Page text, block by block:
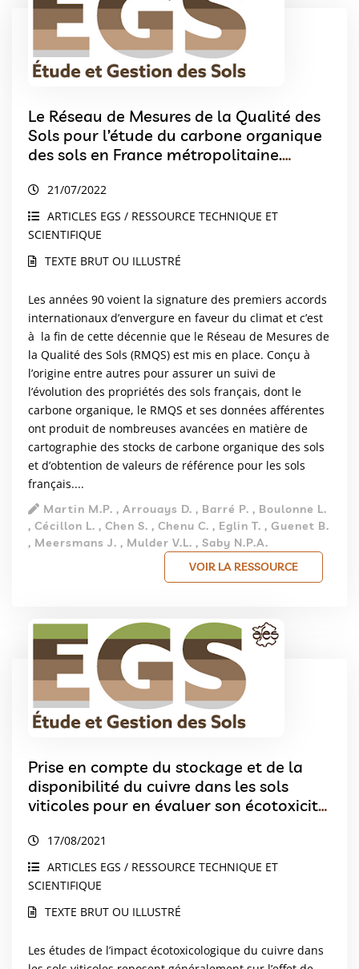
Le Réseau de Mesures de la Qualité des
Sols pour l’étude du carbone organique
des sols en France métropolitaine.
Le RMQS pour l’étude du carbone
organique des sols
21/07/2022
ARTICLES EGS / RESSOURCE TECHNIQUE ET
SCIENTIFIQUE
TEXTE BRUT OU ILLUSTRÉ
Les années 90 voient la signature des premiers accords
internationaux d’envergure en faveur du climat et c’est
à la fin de cette décennie que le Réseau de Mesures de
la Qualité des Sols (RMQS) est mis en place. Conçu à
l’origine entre autres pour assurer un suivi de
l’évolution des propriétés des sols français, dont le
carbone organique, le RMQS et ses données afférentes
ont produit de nombreuses avancées en matière de
cartographie des stocks de carbone organique des sols
et d’obtention de valeurs de référence pour les sols
français....
Martin M.P. , Arrouays D. , Barré P. , Boulonne L.
, Cécillon L. , Chen S. , Chenu C. , Eglin T. , Guenet B.
, Meersmans J. , Mulder V.L. , Saby N.P.A.
VOIR LA RESSOURCE
Prise en compte du stockage et de la
disponibilité du cuivre dans les sols
viticoles pour en évaluer son écotoxicité.
al. (2021) – La biodiversité des sols est-
elle impactée par l’apport de cuivre ou
son accumulation dans les sols vignes ?
Synthèse des connaissances
scientifiques. Etude et Gestion des Sols,
17/08/2021
ARTICLES EGS / RESSOURCE TECHNIQUE ET
SCIENTIFIQUE
TEXTE BRUT OU ILLUSTRÉ
Les études de l’impact écotoxicologique du cuivre dans